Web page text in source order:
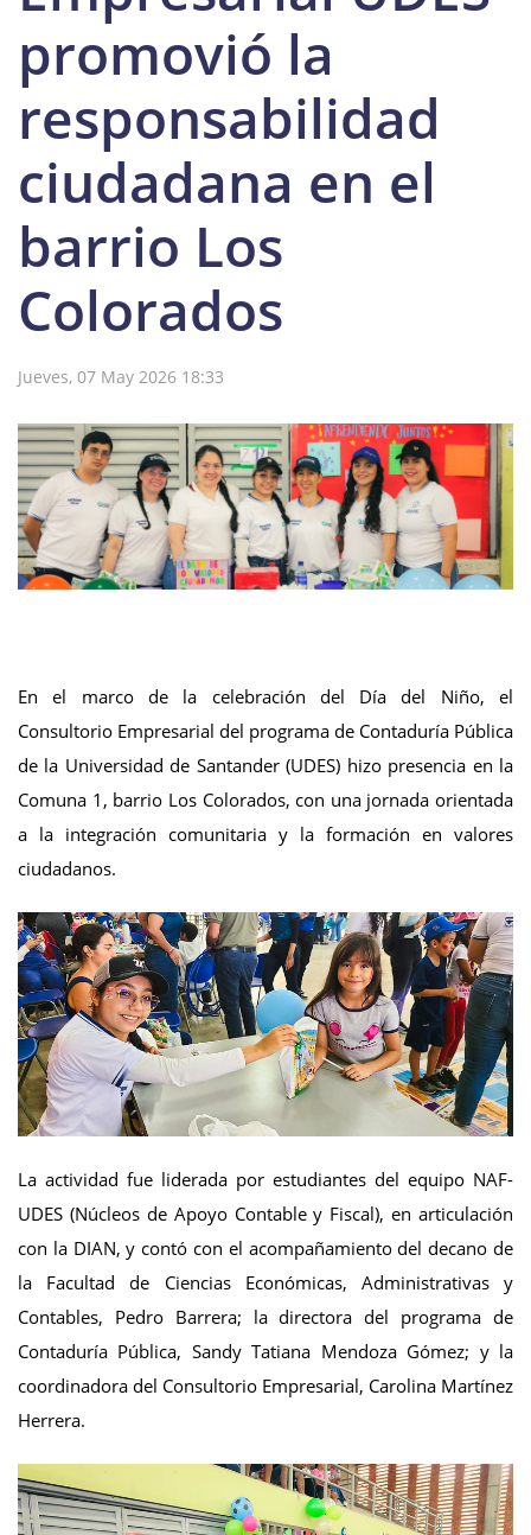
promovió la
responsabilidad
ciudadana en el
barrio Los
Colorados
Jueves, 07 May 2026 18:33
En el marco de la celebración del Día del Niño, el
Consultorio Empresarial del programa de Contaduría Pública
de la Universidad de Santander (UDES) hizo presencia en la
Comuna 1, barrio Los Colorados, con una jornada orientada
a la integración comunitaria y la formación en valores
ciudadanos.
La actividad fue liderada por estudiantes del equipo NAF-
UDES (Núcleos de Apoyo Contable y Fiscal), en articulación
con la DIAN, y contó con el acompañamiento del decano de
la Facultad de Ciencias Económicas, Administrativas y
Contables, Pedro Barrera; la directora del programa de
Contaduría Pública, Sandy Tatiana Mendoza Gómez; y la
coordinadora del Consultorio Empresarial, Carolina Martínez
Herrera.